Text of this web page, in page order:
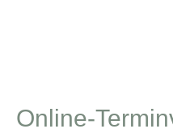
Online-